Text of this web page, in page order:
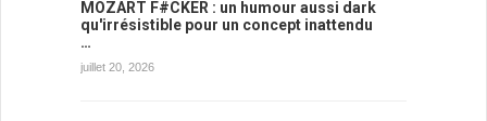
MOZART F#CKER : un humour aussi dark
qu'irrésistible pour un concept inattendu
…
juillet 20, 2026